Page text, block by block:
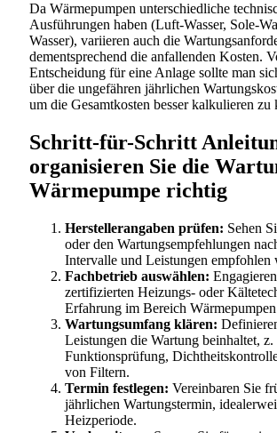
Da Wärmepumpen unterschiedliche
Ausführungen haben (Luft-Wasser, Sole-
Wasser), variieren auch die
dementsprechend die anfallenden Kosten.
Entscheidung für eine Anlage sollte man
über die ungefähren jährlichen
um die Gesamtkosten besser kalkulieren zu
Schritt-für-Schritt
organisieren Sie die
Wärmepumpe richtig
Herstellerangaben prüfen: Sehen
oder den Wartungsempfehlungen
Intervalle und Leistungen empfohlen
Fachbetrieb auswählen:
zertifizierten Heizungs- oder
Erfahrung im Bereich
Wartungsumfang klären:
Leistungen die Wartung beinhaltet, z.
Funktionsprüfung,
von Filtern.
Termin festlegen: Vereinbaren Sie
jährlichen Wartungstermin,
Heizperiode.